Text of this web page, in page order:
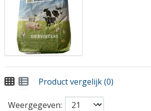
Product vergelijk (0)
Weergegeven: